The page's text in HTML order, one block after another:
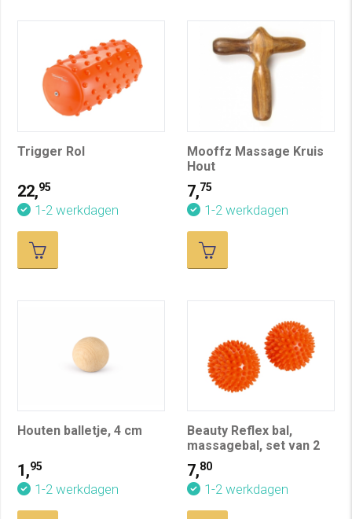
Trigger Rol
22,95
1-2 werkdagen
Mooffz Massage Kruis
Hout
7,75
1-2 werkdagen
Houten balletje, 4 cm
1,95
1-2 werkdagen
Beauty Reflex bal,
massagebal, set van 2
7,80
1-2 werkdagen